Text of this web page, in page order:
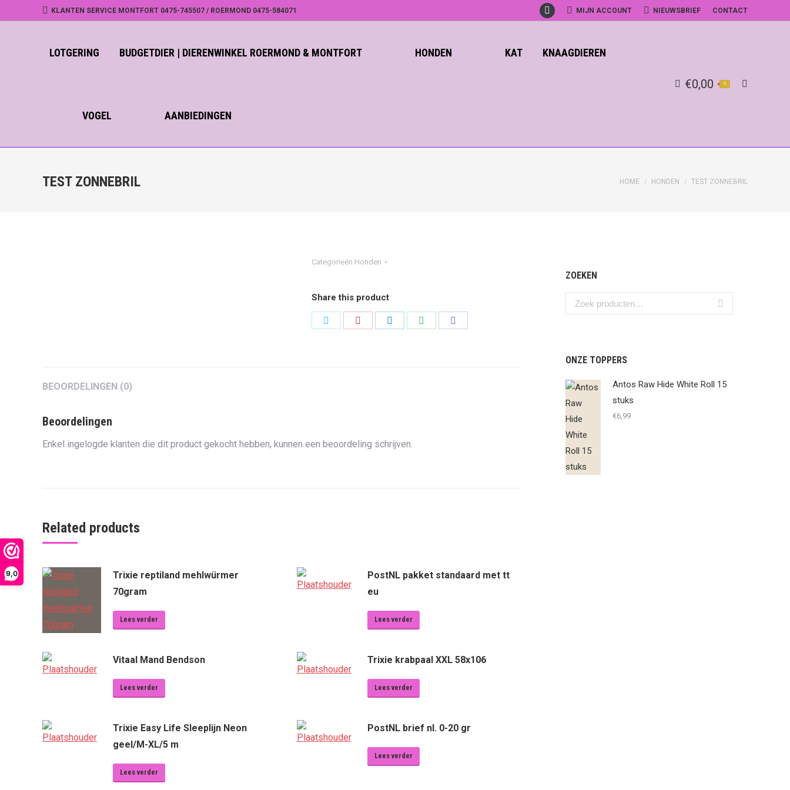
9,0
KLANTEN SERVICE MONTFORT 0475-745507 / ROERMOND 0475-584071
Facebook
MIJN ACCOUNT NIEUWSBRIEF CONTACT
LOTGERING BUDGETDIER | DIERENWINKEL ROERMOND & MONTFORT HONDEN KAT KNAAGDIEREN
VOGEL AANBIEDINGEN
€0,00 0 Search:
TEST ZONNEBRIL HOME HONDEN TEST ZONNEBRIL
Categorieën Honden
Share this product
BEOORDELINGEN (0)
Beoordelingen
Enkel ingelogde klanten die dit product gekocht hebben, kunnen een beoordeling schrijven.
Related products
Trixie reptiland mehlwürmer
70gram
Lees verder
PostNL pakket standaard met tt
eu
Lees verder
Vitaal Mand Bendson
Lees verder
Trixie krabpaal XXL 58x106
Lees verder
Trixie Easy Life Sleeplijn Neon
geel/M-XL/5 m
Lees verder
PostNL brief nl. 0-20 gr
Lees verder
ZOEKEN
ONZE TOPPERS
Antos Raw Hide White Roll 15
stuks
€6,99